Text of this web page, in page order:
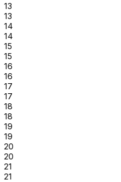
13
13
14
14
15
15
16
16
17
17
18
18
19
19
20
20
21
21